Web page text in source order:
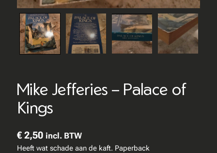
Mike Jefferies – Palace of
Kings
€2,50 incl. BTW
Heeft wat schade aan de kaft. Paperback